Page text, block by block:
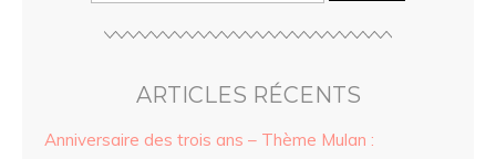
ARTICLES RÉCENTS
Anniversaire des trois ans – Thème Mulan :